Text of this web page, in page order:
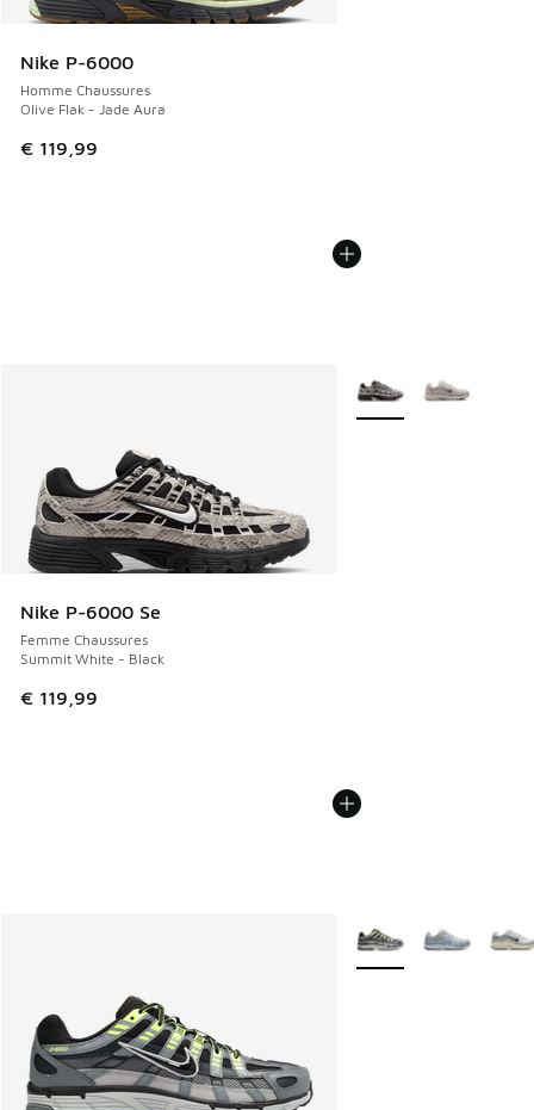
Nike P-6000
Homme Chaussures
Olive Flak - Jade Aura
€ 119,99
Nike P-6000 Se
Femme Chaussures
Summit White - Black
€ 119,99
Plus de couleurs
Plus de couleurs